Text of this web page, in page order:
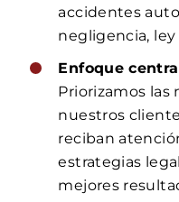
accidentes
negligencia,
Enfoque
Priorizamos las
nuestros
reciban
estrategias
mejores